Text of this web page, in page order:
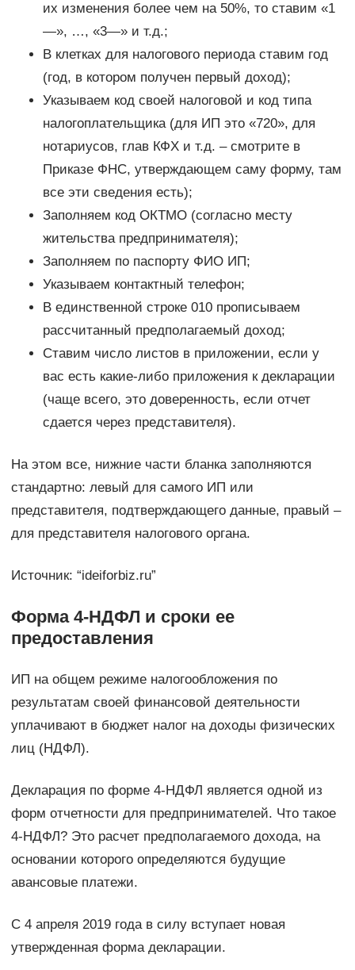
их изменения более чем на 50%, то ставим «1
—», …, «3—» и т.д.;
В клетках для налогового периода ставим год
(год, в котором получен первый доход);
Указываем код своей налоговой и код типа
налогоплательщика (для ИП это «720», для
нотариусов, глав КФХ и т.д. – смотрите в
Приказе ФНС, утверждающем саму форму, там
все эти сведения есть);
Заполняем код ОКТМО (согласно месту
жительства предпринимателя);
Заполняем по паспорту ФИО ИП;
Указываем контактный телефон;
В единственной строке 010 прописываем
рассчитанный предполагаемый доход;
Ставим число листов в приложении, если у
вас есть какие-либо приложения к декларации
(чаще всего, это доверенность, если отчет
сдается через представителя).
На этом все, нижние части бланка заполняются
стандартно: левый для самого ИП или
представителя, подтверждающего данные, правый –
для представителя налогового органа.
Источник: “ideiforbiz.ru”
Форма 4-НДФЛ и сроки ее
предоставления
ИП на общем режиме налогообложения по
результатам своей финансовой деятельности
уплачивают в бюджет налог на доходы физических
лиц (НДФЛ).
Декларация по форме 4-НДФЛ является одной из
форм отчетности для предпринимателей. Что такое
4-НДФЛ? Это расчет предполагаемого дохода, на
основании которого определяются будущие
авансовые платежи.
С 4 апреля 2019 года в силу вступает новая
утвержденная форма декларации.